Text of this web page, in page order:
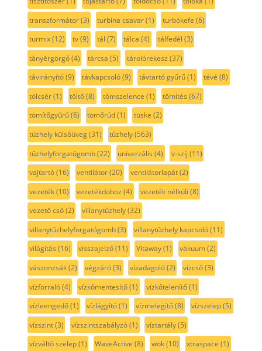
transzformátor(3) turbina csavar(1) turbókefe (6)
turmix(12) tv(9) tál (7) tálca (4) tálfedél (3)
tányérgörgő(4) tárcsa (5) tárolórekesz (37)
távirányító(9) távkapcsoló(9) távtartó gyűrű(1) tévé (8)
tölcsér(1) töltő(8) tömszelence (1) tömítés (67)
tömítőgyűrű(6) tömőrúd(1) tüske (2)
tüzhely külsőüveg(31) tűzhely(563)
tűzhelyforgatógomb(22) univerzális (4) v-szíj (11)
vajtartó(16) ventilátor(20) ventilátorlapát(2)
vezeték(10) vezetékdoboz (4) vezeték nélküli (8)
vezető cső(2) villanytűzhely(32)
villanytűzhelyforgatógomb(3) villanytűzhely kapcsoló(11)
világítás (16) visszajelző(11) Vitaway(1) vákuum(2)
vászonzsák(2) végzáró(3) vízadagoló(2) vízcső(3)
vízforraló(4) vízkőmentesítő(1) vízkőtelenítő(1)
vízleengedő(1) vízlágyító(1) vízmelegítő(8) vízszelep(5)
vízszint(3) vízszintszabályzó(1) víztartály(5)
vízváltó szelep(1) WaveActive (8) wok(10) xtraspace (1)